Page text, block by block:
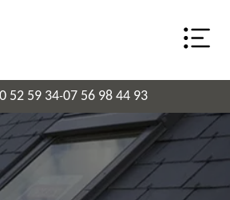
52 59 34-07 56 98 44 93